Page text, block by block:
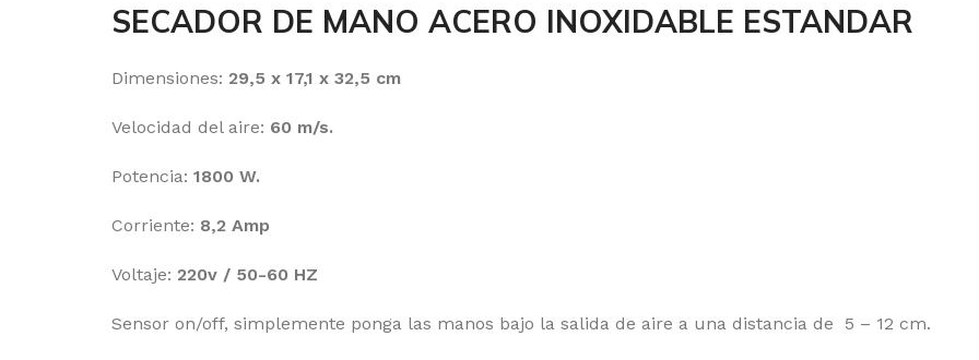
SECADOR DE MANO ACERO INOXIDABLE ESTANDAR
Dimensiones: 29,5 x 17,1 x 32,5 cm
Velocidad del aire: 60 m/s.
Potencia: 1800 W.
Corriente: 8,2 Amp
Voltaje: 220v / 50-60 HZ
Sensor on/off, simplemente ponga las manos bajo la salida de aire a una distancia de 5 – 12 cm.